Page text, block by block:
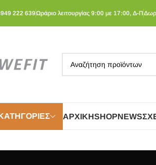
222 639Ωράριο λειτουργίας 9:00 με 17:00, Δ-Π
ΑΡΧΙΚΉSHOPNEWS